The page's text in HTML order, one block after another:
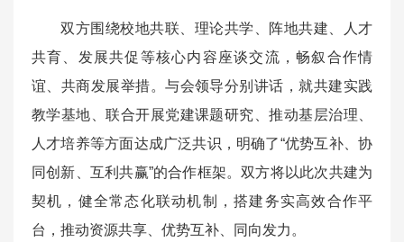
双方围绕校地共联、理论共学、阵地共建、人才
共育、发展共促等核心内容座谈交流，畅叙合作情
谊、共商发展举措。与会领导分别讲话，就共建实践
教学基地、联合开展党建课题研究、推动基层治理、
人才培养等方面达成广泛共识，明确了“优势互补、协
同创新、互利共赢”的合作框架。双方将以此次共建为
契机，健全常态化联动机制，搭建务实高效合作平
台，推动资源共享、优势互补、同向发力。